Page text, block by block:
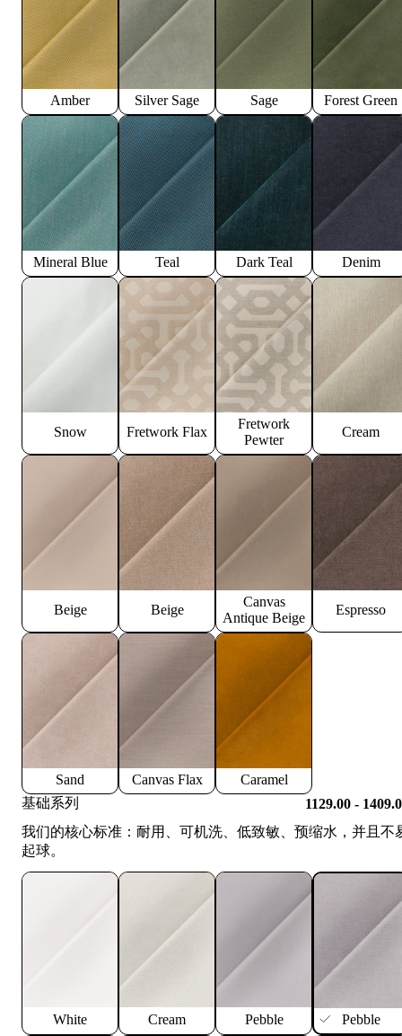
Amber Silver Sage Sage Forest Green
Mineral Blue Teal Dark Teal Denim
Snow Fretwork Flax
Fretwork
Pewter
Cream
Beige Beige
Canvas
Antique Beige
Espresso
Sand Canvas Flax
Caramel
基础系列
1129.00 -
我们的核心标准：耐用、可机洗、低致敏、预缩水，并且不
起球。
White Cream Pebble Pebble